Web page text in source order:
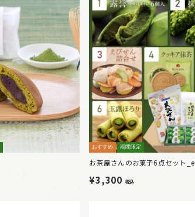
おすすめ 期間限定
お茶屋さんのお菓子6点セット_e
¥3,300 税込